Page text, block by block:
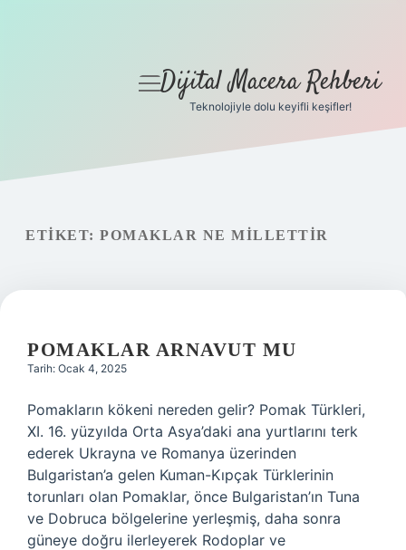
Gizlilik Politikası
menüyü
Dijital Macera Rehberi
Teknolojiyle dolu keyifli keşifler!
ETIKET: POMAKLAR NE MILLETTIR
POMAKLAR ARNAVUT MU
Tarih: Ocak 4, 2025
Pomakların kökeni nereden gelir? Pomak Türkleri,
XI. 16. yüzyılda Orta Asya’daki ana yurtlarını terk
ederek Ukrayna ve Romanya üzerinden
Bulgaristan’a gelen Kuman-Kıpçak Türklerinin
torunları olan Pomaklar, önce Bulgaristan’ın Tuna
ve Dobruca bölgelerine yerleşmiş, daha sonra
güneye doğru ilerleyerek Rodoplar ve